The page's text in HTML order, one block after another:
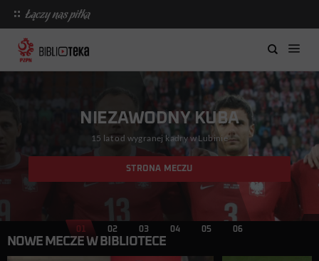
NIEZAWODNY KUBA
15 lat od wygranej kadry w Lubinie
STRONA MECZU
01 02 03 04 05 06
NOWE MECZE W BIBLIOTECE